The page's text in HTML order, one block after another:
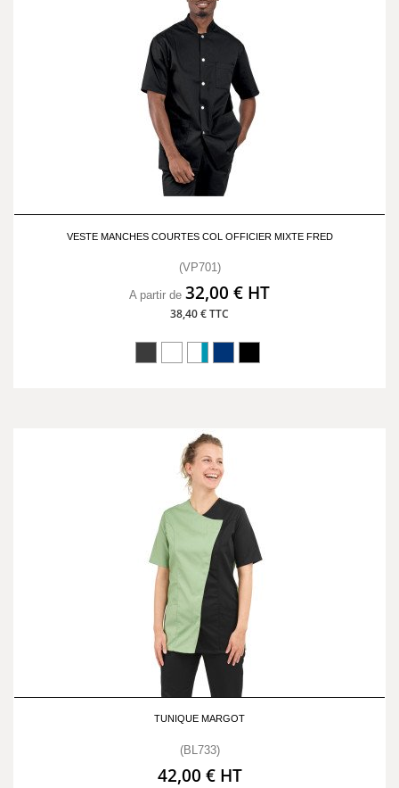
VESTE MANCHES COURTES COL OFFICIER MIXTE FRED
(VP701)
A partir de 32,00 € HT
38,40 € TTC
TUNIQUE MARGOT
(BL733)
42,00 € HT